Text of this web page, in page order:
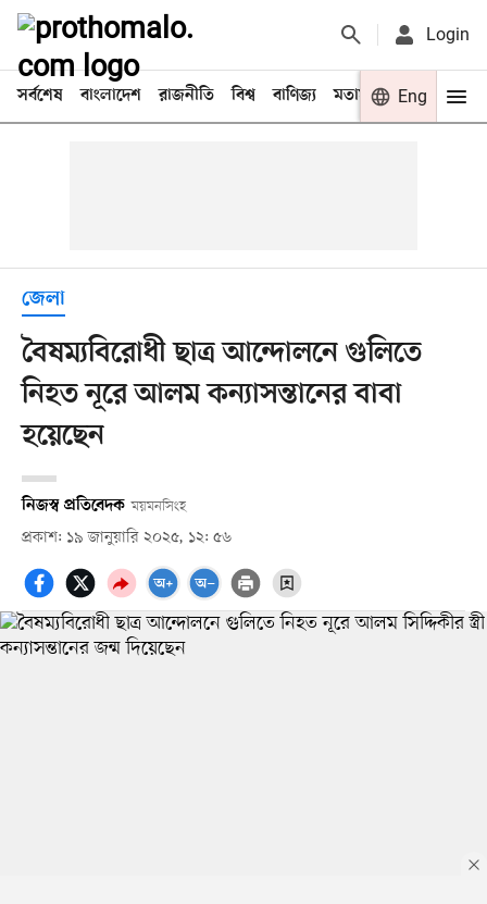
Login
সর্বশেষ বাংলাদেশ রাজনীতি বিশ্ব বাণিজ্য মতামত খেলা
Eng
জেলা
বৈষম্যবিরোধী ছাত্র আন্দোলনে গুলিতে
নিহত নূরে আলম কন্যাসন্তানের বাবা
হয়েছেন
নিজস্ব প্রতিবেদক ময়মনসিংহ
প্রকাশ: ১৯ জানুয়ারি ২০২৫, ১২: ৫৬